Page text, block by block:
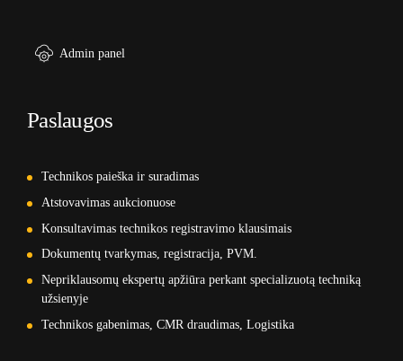
Admin panel
Paslaugos
Technikos paieška ir suradimas
Atstovavimas aukcionuose
Konsultavimas technikos registravimo klausimais
Dokumentų tvarkymas, registracija, PVM.
Nepriklausomų ekspertų apžiūra perkant specializuotą techniką
užsienyje
Technikos gabenimas, CMR draudimas, Logistika